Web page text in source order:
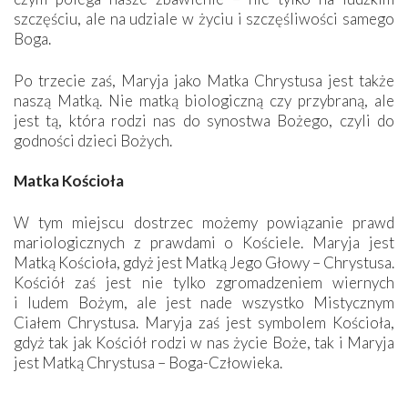
szczęściu, ale na udziale w życiu i szczęśliwości samego
Boga.
Po trzecie zaś, Maryja jako Matka Chrystusa jest także
naszą Matką. Nie matką biologiczną czy przybraną, ale
jest tą, która rodzi nas do synostwa Bożego, czyli do
godności dzieci Bożych.
Matka Kościoła
W tym miejscu dostrzec możemy powiązanie prawd
mariologicznych z prawdami o Kościele. Maryja jest
Matką Kościoła, gdyż jest Matką Jego Głowy – Chrystusa.
Kościół zaś jest nie tylko zgromadzeniem wiernych
i ludem Bożym, ale jest nade wszystko Mistycznym
Ciałem Chrystusa. Maryja zaś jest symbolem Kościoła,
gdyż tak jak Kościół rodzi w nas życie Boże, tak i Maryja
jest Matką Chrystusa – Boga-Człowieka.